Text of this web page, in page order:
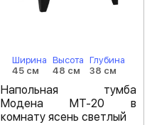
Ширина
45 см
Высота
48 см
Глубина
38 см
Напольная тумба
Модена МТ-20 в
комнату ясень светлый